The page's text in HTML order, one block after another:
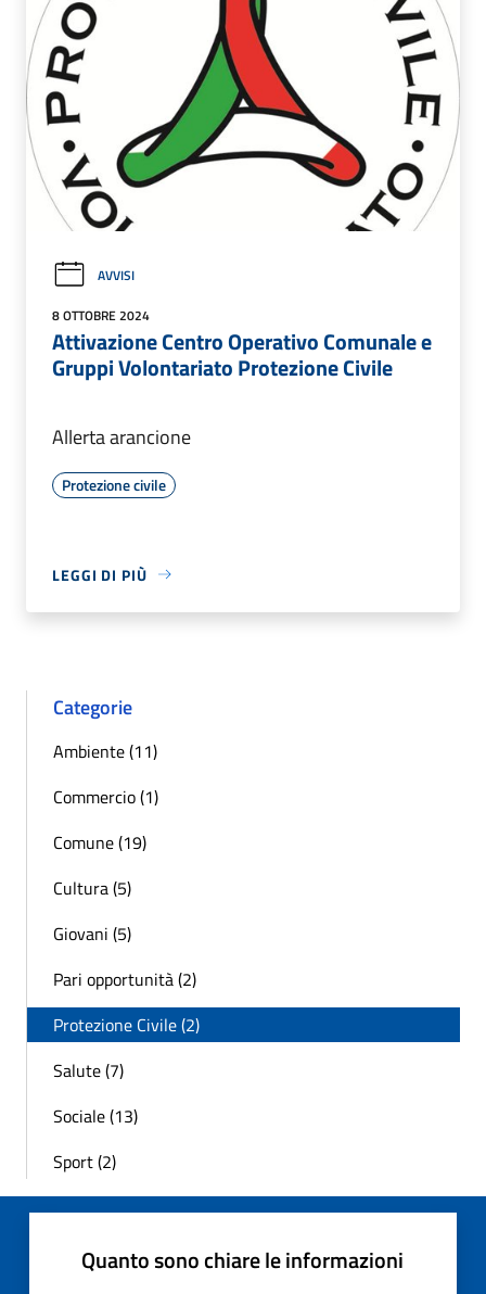
AVVISI
8 OTTOBRE 2024
Attivazione Centro Operativo Comunale e
Gruppi Volontariato Protezione Civile
Allerta arancione
Protezione civile
LEGGI DI PIÙ
Categorie
Ambiente (11)
Commercio (1)
Comune (19)
Cultura (5)
Giovani (5)
Pari opportunità (2)
Protezione Civile (2)
Salute (7)
Sociale (13)
Sport (2)
Quanto sono chiare le informazioni